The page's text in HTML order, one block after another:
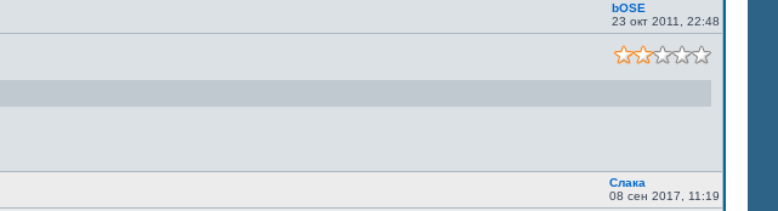
bOSE
23 окт 2011, 22:48
Слака
08 сен 2017, 11:19